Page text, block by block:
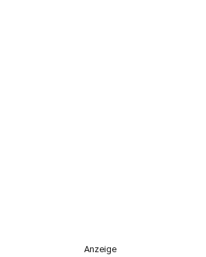
Anzeige